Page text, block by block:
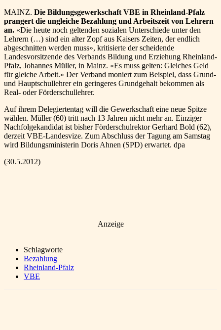
MAINZ. Die Bildungsgewerkschaft VBE in Rheinland-Pfalz
prangert die ungleiche Bezahlung und Arbeitszeit von Lehrern
an. «Die heute noch geltenden sozialen Unterschiede unter den
Lehrern (…) sind ein alter Zopf aus Kaisers Zeiten, der endlich
abgeschnitten werden muss», kritisierte der scheidende
Landesvorsitzende des Verbands Bildung und Erziehung Rheinland-
Pfalz, Johannes Müller, in Mainz. «Es muss gelten: Gleiches Geld
für gleiche Arbeit.» Der Verband moniert zum Beispiel, dass Grund-
und Hauptschullehrer ein geringeres Grundgehalt bekommen als
Real- oder Förderschullehrer.
Auf ihrem Delegiertentag will die Gewerkschaft eine neue Spitze
wählen. Müller (60) tritt nach 13 Jahren nicht mehr an. Einziger
Nachfolgekandidat ist bisher Förderschulrektor Gerhard Bold (62),
derzeit VBE-Landesvize. Zum Abschluss der Tagung am Samstag
wird Bildungsministerin Doris Ahnen (SPD) erwartet. dpa
(30.5.2012)
Anzeige
Schlagworte
Bezahlung
Rheinland-Pfalz
VBE